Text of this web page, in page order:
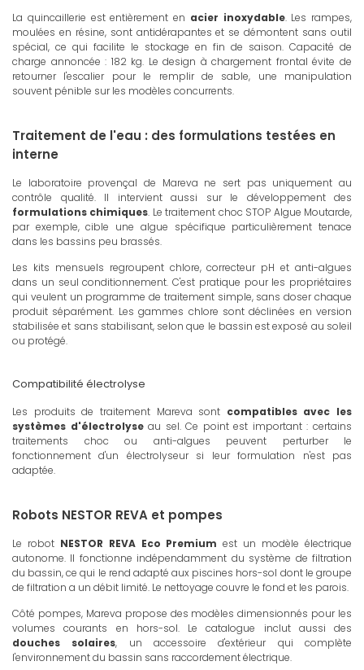
La quincaillerie est entièrement en acier inoxydable. Les rampes,
moulées en résine, sont antidérapantes et se démontent sans outil
spécial, ce qui facilite le stockage en fin de saison. Capacité de
charge annoncée : 182 kg. Le design à chargement frontal évite de
retourner l'escalier pour le remplir de sable, une manipulation
souvent pénible sur les modèles concurrents.
Traitement de l'eau : des formulations testées en
interne
Le laboratoire provençal de Mareva ne sert pas uniquement au
contrôle qualité. Il intervient aussi sur le développement des
formulations chimiques. Le traitement choc STOP Algue Moutarde,
par exemple, cible une algue spécifique particulièrement tenace
dans les bassins peu brassés.
Les kits mensuels regroupent chlore, correcteur pH et anti-algues
dans un seul conditionnement. C'est pratique pour les propriétaires
qui veulent un programme de traitement simple, sans doser chaque
produit séparément. Les gammes chlore sont déclinées en version
stabilisée et sans stabilisant, selon que le bassin est exposé au soleil
ou protégé.
Compatibilité électrolyse
Les produits de traitement Mareva sont compatibles avec les
systèmes d'électrolyseau sel. Ce point est important : certains
traitements choc ou anti-algues peuvent perturber le
fonctionnement d'un électrolyseur si leur formulation n'est pas
adaptée.
Robots NESTOR REVA et pompes
Le robot NESTOR REVA Eco Premium est un modèle électrique
autonome. Il fonctionne indépendamment du système de filtration
du bassin, ce qui le rend adapté aux piscines hors-sol dont le groupe
de filtration a un débit limité. Le nettoyage couvre le fond et les parois.
Côté pompes, Mareva propose des modèles dimensionnés pour les
volumes courants en hors-sol. Le catalogue inclut aussi des
douches solaires, un accessoire d'extérieur qui complète
l'environnement du bassin sans raccordement électrique.